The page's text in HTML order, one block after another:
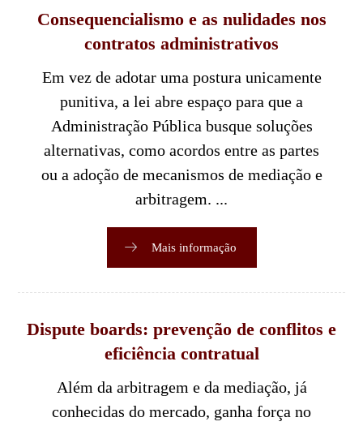
Consequencialismo e as nulidades nos
contratos administrativos
Em vez de adotar uma postura unicamente
punitiva, a lei abre espaço para que a
Administração Pública busque soluções
alternativas, como acordos entre as partes
ou a adoção de mecanismos de mediação e
arbitragem. ...
Mais informação
Dispute boards: prevenção de conflitos e
eficiência contratual
Além da arbitragem e da mediação, já
conhecidas do mercado, ganha força no